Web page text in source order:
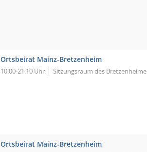
Ortsbeirat Mainz-Bretzenheim
10:00-21:10 Uhr Sitzungsraum des
Ortsbeirat Mainz-Bretzenheim